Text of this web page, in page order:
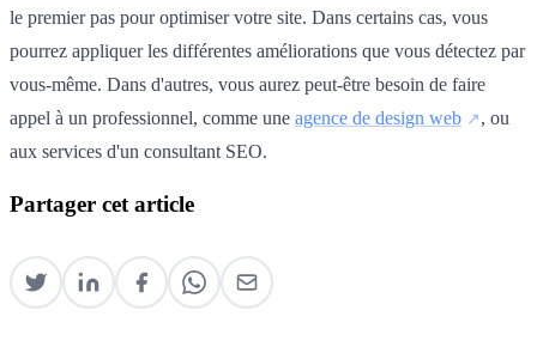
le premier pas pour optimiser votre site. Dans certains cas, vous
pourrez appliquer les différentes améliorations que vous détectez par
vous-même. Dans d'autres, vous aurez peut-être besoin de faire
appel à un professionnel, comme une agence de design web
, ou
aux services d'un consultant SEO.
Partager cet article